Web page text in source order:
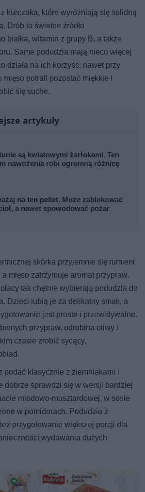
kurczaka, które wyróżniają się solidną
Drób to świetne źródło
białka, witamin z grupy B, a także
Same podudzia mają nieco więcej
działa na ich korzyść: nawet przy
mięso potrafi pozostać miękkie i
się suche.
artykuły
są kwiatowymi żarłokami. Ten
nawożenia robi ogromną różnicę
na ten pellet. Może zablokować
a nawet spowodować pożar
skórka przyjemnie się rumieni
mięso zatrzymuje aromat przypraw.
tak chętnie wybierają podudzia do
Dzieci lubią je za delikatny smak, a
jest proste i przewidywalne.
przypraw, odrobina oliwy i
czasie zrobić sycący,
podać klasycznie z ziemniakami i
dobrze sprawdzi się w wersji bardziej
miodowo-musztardowej, w sosie
w pomidorach. Podudzia z
przygotowanie większej porcji dla
wydawania dużych